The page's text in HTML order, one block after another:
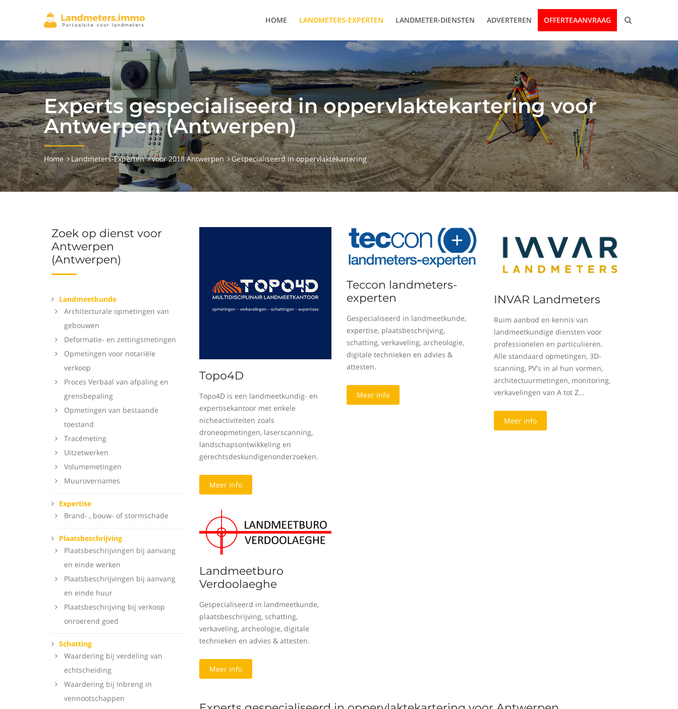
HOME LANDMETERS-EXPERTEN LANDMETER-DIENSTEN ADVERTEREN OFFERTEAANVRAAG
Experts gespecialiseerd in oppervlaktekartering voor
Antwerpen (Antwerpen)
Home Landmeters-Experten voor 2018 Antwerpen Gespecialiseerd in oppervlaktekartering
Zoek op dienst voor
Antwerpen
(Antwerpen)
Landmeetkunde
Architecturale opmetingen van
gebouwen
Deformatie- en zettingsmetingen
Opmetingen voor notariële
verkoop
Proces Verbaal van afpaling en
grensbepaling
Opmetingen van bestaande
toestand
Tracémeting
Uitzetwerken
Volumemetingen
Muurovernames
Expertise
Brand- , bouw- of stormschade
Plaatsbeschrijving
Plaatsbeschrijvingen bij aanvang
en einde werken
Plaatsbeschrijvingen bij aanvang
en einde huur
Plaatsbeschrijving bij verkoop
onroerend goed
Schatting
Waardering bij verdeling van
echtscheiding
Waardering bij Inbreng in
vennootschappen
Topo4D
Topo4D is een landmeetkundig- en
expertisekantoor met enkele
nicheactiviteiten zoals
droneopmetingen, laserscanning,
landschapsontwikkeling en
gerechtsdeskundigenonderzoeken.
Meer info
Teccon landmeters-
experten
Gespecialiseerd in landmeetkunde,
expertise, plaatsbeschrijving,
schatting, verkaveling, archeologie,
digitale technieken en advies &
attesten.
Meer info
INVAR Landmeters
Ruim aanbod en kennis van
landmeetkundige diensten voor
professionelen en particulieren.
Alle standaard opmetingen, 3D-
scanning, PV's in al hun vormen,
architectuurmetingen, monitoring,
verkavelingen van A tot Z...
Meer info
Landmeetburo
Verdoolaeghe
Gespecialiseerd in landmeetkunde,
plaatsbeschrijving, schatting,
verkaveling, archeologie, digitale
technieken en advies & attesten.
Meer info